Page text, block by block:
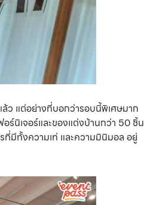
ว แต่อย่างที่บอกว่ารอบนี้พิเศษมาก
ร์นิเจอร์และของแต่งบ้านกว่า 50 ชิ้น
ที่มีทั้งความเท่ และความมินิมอล อยู่